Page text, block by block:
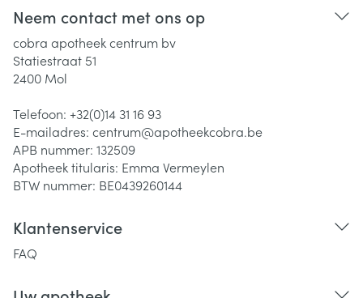
Neem contact met ons op
cobra apotheek centrum bv
Statiestraat 51
2400 Mol
Telefoon: +32(0)14 31 16 93
E-mailadres: centrum@apotheekcobra.be
APB nummer: 132509
Apotheek titularis: Emma Vermeylen
BTW nummer: BE0439260144
Klantenservice
FAQ